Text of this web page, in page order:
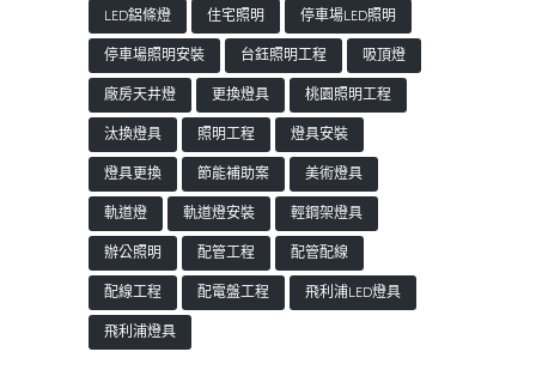
LED鋁條燈 住宅照明
停車場LED照明
停車場照明安裝
台鈺照明工程
吸頂燈
廠房天井燈
更換燈具
桃園照明工程
汰換燈具
照明工程
燈具安裝
燈具更換
節能補助案
美術燈具
軌道燈
軌道燈安裝
輕鋼架燈具
辦公照明
配管工程
配管配線
配線工程
配電盤工程
飛利浦LED燈具
飛利浦燈具